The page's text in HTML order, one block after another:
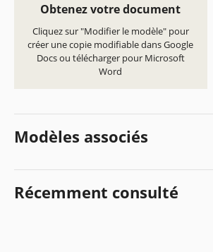
Obtenez votre document
Cliquez sur "Modifier le modèle" pour
créer une copie modifiable dans Google
Docs ou télécharger pour Microsoft
Word
Modèles associés
Récemment consulté